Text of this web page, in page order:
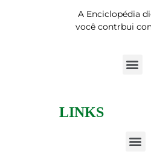
A Enciclopédia
você contrbui
LINKS